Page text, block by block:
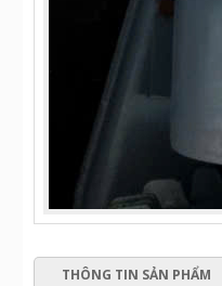
THÔNG TIN SẢN PHẨM